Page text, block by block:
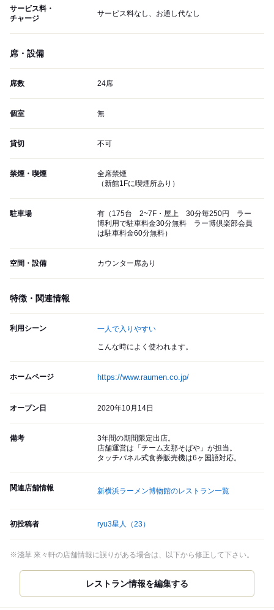
サービス料・
チャージ
サービス料なし、お通し代なし
席・設備
席数 24席
個室 無
貸切 不可
禁煙・喫煙
全席禁煙
（新館1Fに喫煙所あり）
駐車場
有（175台 2~7F・屋上 30分毎250円 ラー
博利用で駐車料金30分無料 ラー博倶楽部会員
は駐車料金60分無料）
空間・設備 カウンター席あり
特徴・関連情報
利用シーン 一人で入りやすい
こんな時によく使われます。
ホームページ https://www.raumen.co.jp/
オープン日 2020年10月14日
備考
3年間の期間限定出店。
店舗運営は「チーム支那そばや」が担当。
タッチパネル式食券販売機は6ヶ国語対応。
関連店舗情報 新横浜ラーメン博物館のレストラン一覧
初投稿者 ryu3星人 （23）
※淺草 來々軒の店舗情報に誤りがある場合は、以下から修正して下さい。